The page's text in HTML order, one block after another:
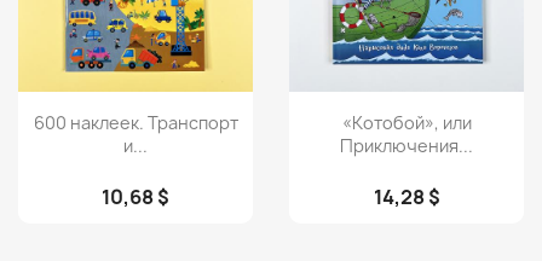
Просмотр
600 наклеек. Транспорт
и...
10,68 $
Просмотр
«Котобой», или
Приключения...
14,28 $